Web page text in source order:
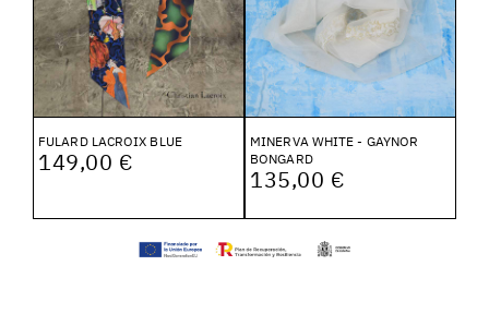
FULARD LACROIX BLUE
149,00 €
MINERVA WHITE - GAYNOR
BONGARD
135,00 €